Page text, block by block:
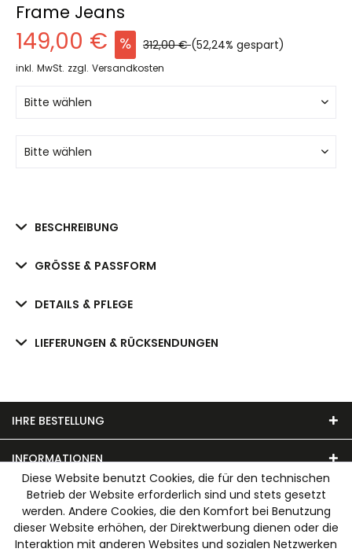
Frame Jeans
149,00 € 312,00 €(52,24% gespart)
inkl. MwSt. zzgl. Versandkosten
BESCHREIBUNG
GRÖSSE & PASSFORM
DETAILS & PFLEGE
LIEFERUNGEN & RÜCKSENDUNGEN
IHRE BESTELLUNG
INFORMATIONEN
UNSER MODEHAUS
WIR AKZEPTIEREN FOLGENDE ZAHLUNGSARTEN
Diese Website benutzt Cookies, die für den technischen
Betrieb der Website erforderlich sind und stets gesetzt
werden. Andere Cookies, die den Komfort bei Benutzung
dieser Website erhöhen, der Direktwerbung dienen oder die
Interaktion mit anderen Websites und sozialen Netzwerken